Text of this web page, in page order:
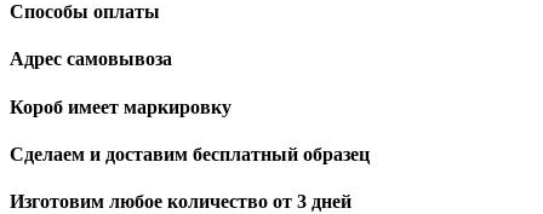
Способы оплаты
Адрес самовывоза
Короб имеет маркировку
Сделаем и доставим бесплатный образец
Изготовим любое количество от 3 дней